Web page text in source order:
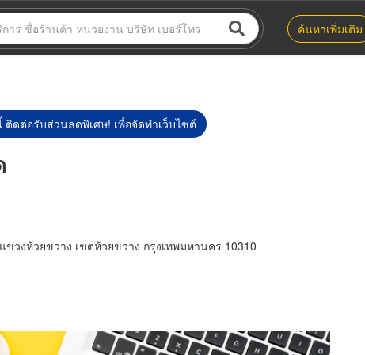
ค้นหาเพิ่มเติม
ดต่อรับส่วนลดพิเศษ! เพื่อจัดทำเว็บไซต์
วงห้วยขวาง เขตห้วยขวาง กรุงเทพมหานคร 10310